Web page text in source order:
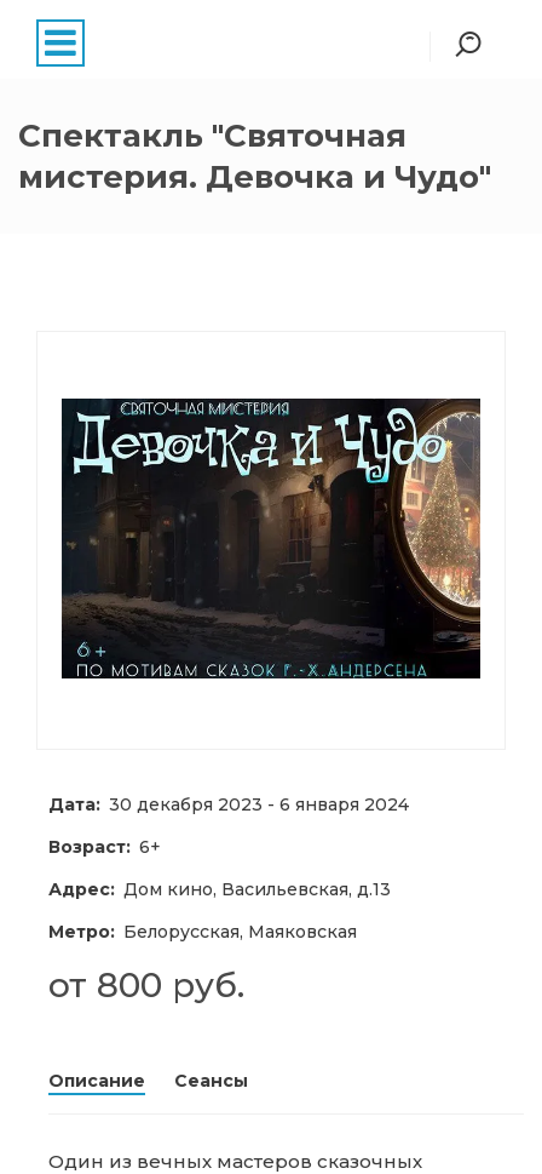
Спектакль "Святочная
мистерия. Девочка и Чудо"
Дата: 30 декабря 2023 - 6 января 2024
Возраст: 6+
Адрес: Дом кино, Васильевская, д.13
Метро: Белорусская, Маяковская
от 800 руб.
Описание Сеансы
Один из вечных мастеров сказочных